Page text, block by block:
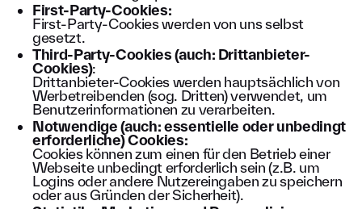
First-Party-Cookies:
First-Party-Cookies werden von uns selbst
gesetzt.
Third-Party-Cookies (auch: Drittanbieter-
Cookies):
Drittanbieter-Cookies werden hauptsächlich von
Werbetreibenden (sog. Dritten) verwendet, um
Benutzerinformationen zu verarbeiten.
Notwendige (auch: essentielle oder unbedingt
erforderliche) Cookies:
Cookies können zum einen für den Betrieb einer
Webseite unbedingt erforderlich sein (z.B. um
Logins oder andere Nutzereingaben zu speichern
oder aus Gründen der Sicherheit).